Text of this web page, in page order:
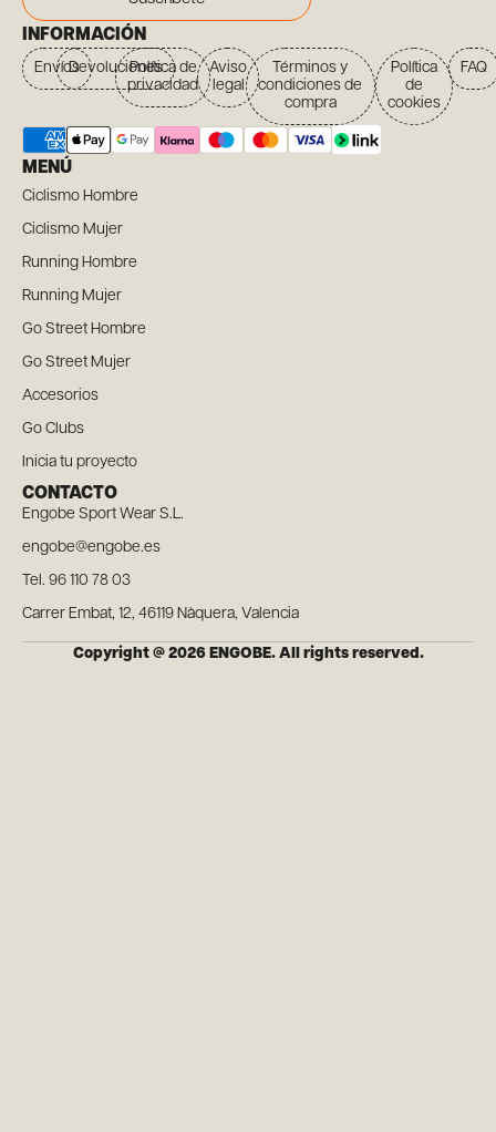
INFORMACIÓN
EnvíosDevolucionesPolítica de
privacidad
Aviso
legal
Términos y
condiciones de
compra
Política
de
cookies
FAQ
MENÚ
Ciclismo Hombre
Ciclismo Mujer
Running Hombre
Running Mujer
Go Street Hombre
Go Street Mujer
Accesorios
Go Clubs
Inicia tu proyecto
CONTACTO
Engobe Sport Wear S.L.
engobe@engobe.es
Tel. 96 110 78 03
Carrer Embat, 12, 46119 Nàquera, Valencia
Copyright @ 2026 ENGOBE. All rights reserved.